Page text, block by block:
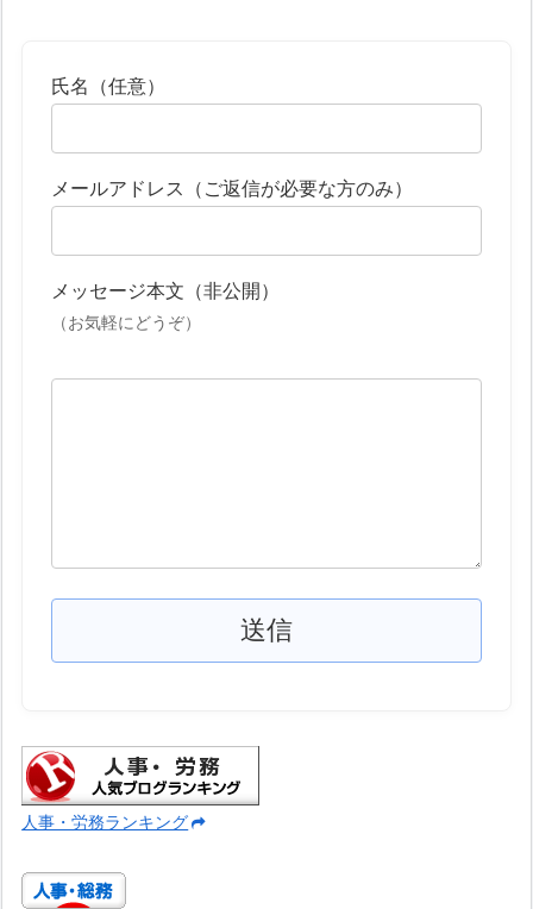
氏名（任意）
メールアドレス（ご返信が必要な方のみ）
メッセージ本文（非公開）
（お気軽にどうぞ）
人事・労務ランキング